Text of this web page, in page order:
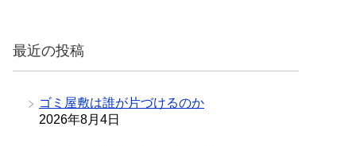
ー
最近の投稿
ゴミ屋敷は誰が片づけるのか
2026年8月4日